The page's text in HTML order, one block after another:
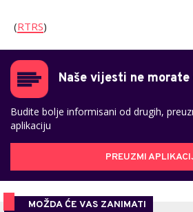
(RTRS)
Naše vijesti ne
Budite bolje informisani od drugih,
aplikaciju
PREUZMI
MOŽDA ĆE VAS ZANIMATI